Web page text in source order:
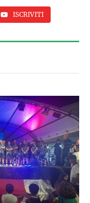
PULA: SEGUI LA
ISCRIVITI